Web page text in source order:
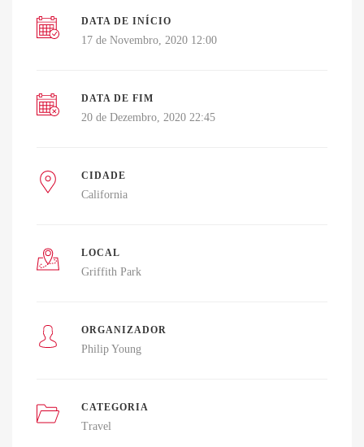
DATA DE INÍCIO
17 de Novembro, 2020 12:00
DATA DE FIM
20 de Dezembro, 2020 22:45
CIDADE
California
LOCAL
Griffith Park
ORGANIZADOR
Philip Young
CATEGORIA
Travel